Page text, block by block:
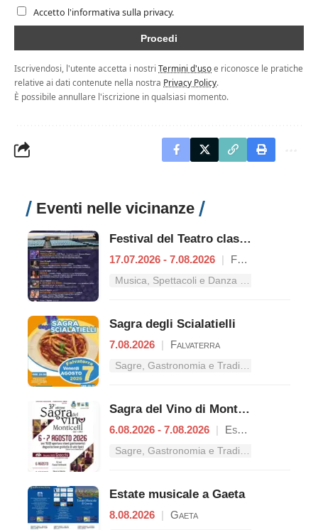
Accetto l'informativa sulla privacy.
Iscrivendosi, l'utente accetta i nostri Termini d'usoe riconosce le pratiche
relative ai dati contenute nella nostra Privacy Policy.
È possibile annullare l'iscrizione in qualsiasi momento.
Eventi nelle vicinanze
Festival del Teatro classico
17.07.2026 - 7.08.2026 | Formia
Musica, Spettacoli e Danza nel Lazio
Sagra degli Scialatielli
7.08.2026 | Falvaterra
Sagre, Gastronomia e Tradizioni nel Lazio
Sagra del Vino di Monticelli
6.08.2026 - 7.08.2026 | Esperia
Sagre, Gastronomia e Tradizioni nel Lazio
Estate musicale a Gaeta
8.08.2026 | Gaeta